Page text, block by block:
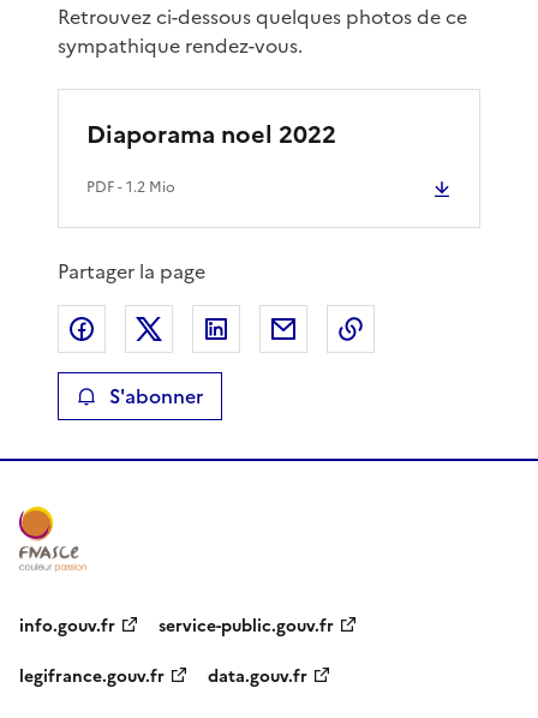
Retrouvez ci-dessous quelques photos de ce
sympathique rendez-vous.
Diaporama noel 2022
PDF- 1.2 Mio
Partager la page
Partager sur Facebook
Partager sur XPartager sur LinkedIn
Partager par email
S'abonner
info.gouv.fr
service-public.gouv.fr
legifrance.gouv.fr
data.gouv.fr